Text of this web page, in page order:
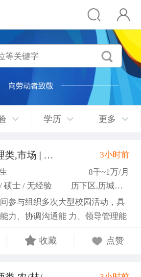
学历 更多
行政管理类,市场 | 媒介 | 广告 | 设计,人事/行政/后勤
3小时前
8千~1万/月
硕士 / 无经验
历下区,历城区,市中区
参与组织多次大型校园活动，具
力、协调沟通能 力、领导管理能
清晰的自我定位，能够很好地吸纳
较强的执行力、高度敬业精神、
收藏 点赞